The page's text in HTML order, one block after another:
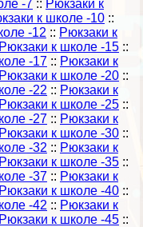
-7 :: Рюкзаки к
к школе -10 ::
-12 :: Рюкзаки к
Рюкзаки к школе -15 ::
-17 :: Рюкзаки к
Рюкзаки к школе -20 ::
-22 :: Рюкзаки к
Рюкзаки к школе -25 ::
-27 :: Рюкзаки к
Рюкзаки к школе -30 ::
-32 :: Рюкзаки к
Рюкзаки к школе -35 ::
-37 :: Рюкзаки к
Рюкзаки к школе -40 ::
-42 :: Рюкзаки к
Рюкзаки к школе -45 ::